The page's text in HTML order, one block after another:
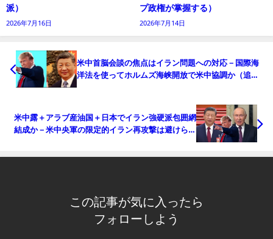
派）
2026年7月16日
プ政権が掌握する）
2026年7月14日
米中首脳会談の焦点はイラン問題への対応－国際海
洋法を使ってホルムズ海峡開放で米中協調か（追
米中露＋アラブ産油国＋日本でイラン強硬派包囲網
結成か－米中央軍の限定的イラン再攻撃は避けられ
み）
この記事が気に入ったら
フォローしよう